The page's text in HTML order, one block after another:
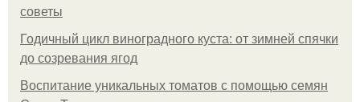
советы
Годичный цикл виноградного куста: от зимней спячки
до созревания ягод
Воспитание уникальных томатов с помощью семян